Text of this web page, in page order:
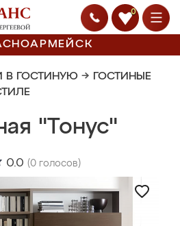
0
В ГОСТИНУЮ → ГОСТИНЫЕ
"Тонус"
0.0 (0 голосов)